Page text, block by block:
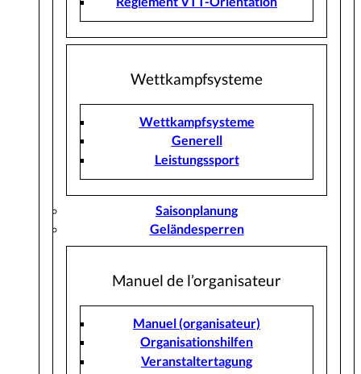
Wettkampfsysteme
Wettkampfsysteme
Generell
Leistungssport
Saisonplanung
Geländesperren
Manuel de l’organisateur
Manuel (organisateur)
Organisationshilfen
Veranstaltertagung